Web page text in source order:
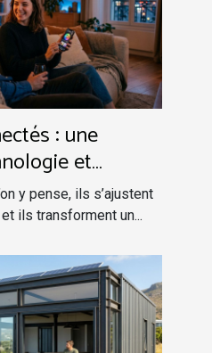
: une
et
y pense, ils s’ajustent
et ils transforment un...